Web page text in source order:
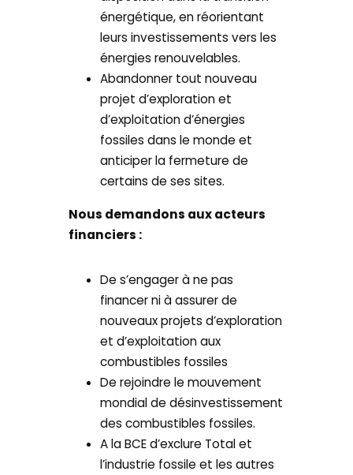
énergétique, en réorientant
leurs investissements vers les
énergies renouvelables.
Abandonner tout nouveau
projet d’exploration et
d’exploitation d’énergies
fossiles dans le monde et
anticiper la fermeture de
certains de ses sites.
Nous demandons aux acteurs
financiers :
De s’engager à ne pas
financer ni à assurer de
nouveaux projets d’exploration
et d’exploitation aux
combustibles fossiles
De rejoindre le mouvement
mondial de désinvestissement
des combustibles fossiles.
A la BCE d’exclure Total et
l’industrie fossile et les autres